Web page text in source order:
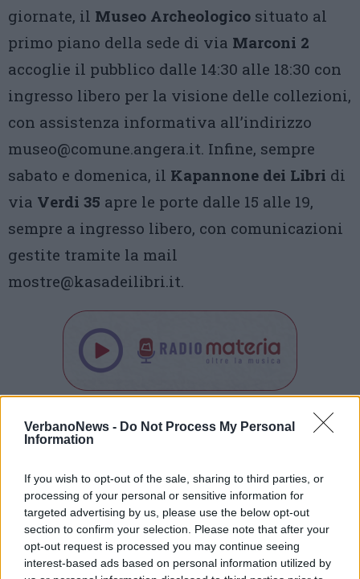
VerbanoNews - Do Not Process My Personal
Information
If you wish to opt-out of the sale, sharing to third parties, or
processing of your personal or sensitive information for
targeted advertising by us, please use the below opt-out
section to confirm your selection. Please note that after your
opt-out request is processed you may continue seeing
interest-based ads based on personal information utilized by
giornate, il Museo Archeologico situato al
primo piano della sede di via Marconi 2
accoglie il pubblico dalle 14:30 alle 18:30 con
ingresso libero per la visione delle collezioni,
con assistenza informativa all’indirizzo
museo@comune.angera.it. Infine, sempre
sabato e domenica, il Kapannone dei Libri di
via Verdi 35 apre le porte dalle 15 alle 19,
sempre a ingresso libero, con comunicazioni
gestite tramite la mail
mostre@kasadeilibri.it.
Tutti gli eventi
PIÙ INFORMAZIONI SU
comitato genitori angera
weekend angera